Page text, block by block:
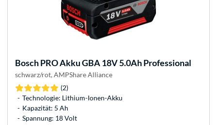
BoschPRO Akku GBA 18V 5.0Ah Professional
schwarz/rot, AMPShare Alliance
(2)
Technologie: Lithium-Ionen-Akku
Kapazität: 5 Ah
Spannung: 18 Volt